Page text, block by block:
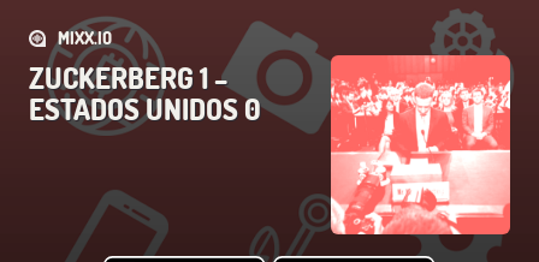
MIXX.IO
ZUCKERBERG 1 –
ESTADOS UNIDOS 0